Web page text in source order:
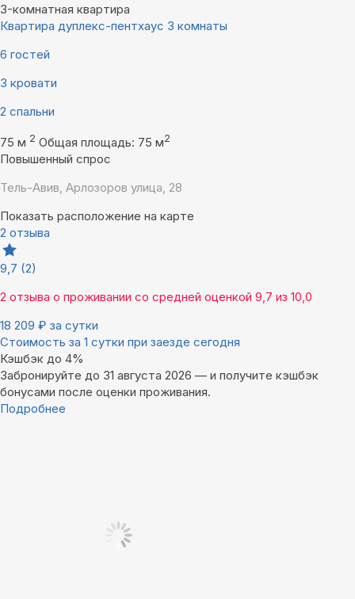
3-комнатная квартира
Квартира дуплекс-пентхаус 3 комнаты
6 гостей
3 кровати
2 спальни
75 м 2 Общая площадь: 75 м2
Повышенный спрос
Тель-Авив, Арлозоров улица, 28
Показать расположение на карте
2 отзыва
9,7 (2)
2 отзыва о проживании со средней оценкой 9,7 из 10,0
18 209 ₽ за сутки
Стоимость за 1 сутки при заезде сегодня
Кэшбэк до 4%
Забронируйте до 31 августа 2026 — и получите кэшбэк
бонусами после оценки проживания.
Подробнее